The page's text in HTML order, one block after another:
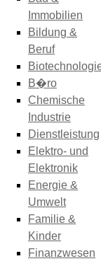
Immobilien
Bildung &
Beruf
B�ro
Chemische
Industrie
Dienstleistung
Elektro- und
Elektronik
Energie &
Umwelt
Familie &
Kinder
Finanzwesen